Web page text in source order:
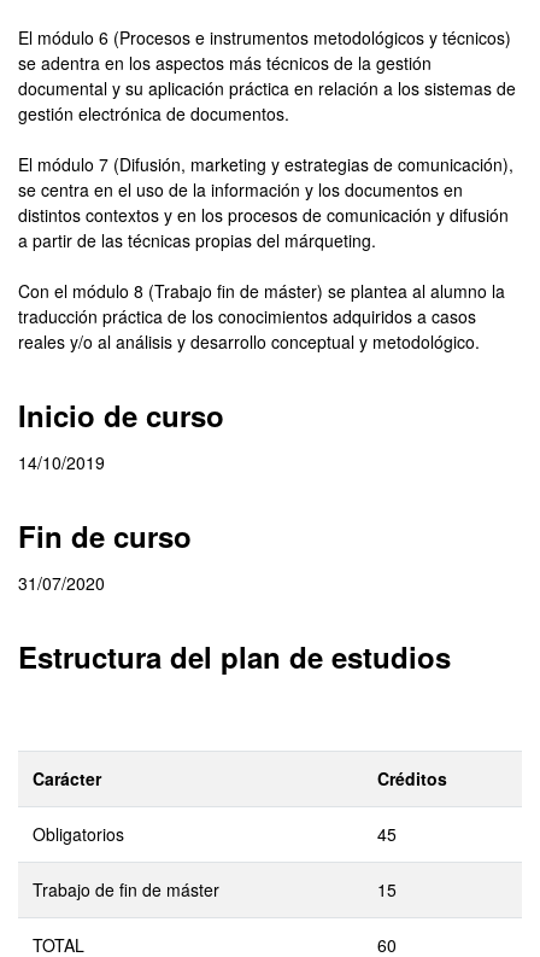
El módulo 6 (Procesos e instrumentos metodológicos y técnicos)
se adentra en los aspectos más técnicos de la gestión
documental y su aplicación práctica en relación a los sistemas de
gestión electrónica de documentos.
El módulo 7 (Difusión, marketing y estrategias de comunicación),
se centra en el uso de la información y los documentos en
distintos contextos y en los procesos de comunicación y difusión
a partir de las técnicas propias del márqueting.
Con el módulo 8 (Trabajo fin de máster) se plantea al alumno la
traducción práctica de los conocimientos adquiridos a casos
reales y/o al análisis y desarrollo conceptual y metodológico.
Inicio de curso
14/10/2019
Fin de curso
31/07/2020
Estructura del plan de estudios
Carácter Créditos
Obligatorios 45
Trabajo de fin de máster 15
TOTAL 60